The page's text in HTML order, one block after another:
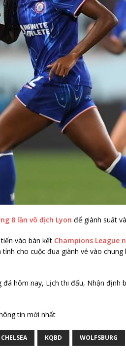
8 lần vô địch Lyon để giành suất
vào bán kết Champions League
cho cuộc đua giành vé vào
đá hôm nay, Lịch thi đấu, Nhận định
tin mới nhất
CHELSEA KQBD WOLFSBURG